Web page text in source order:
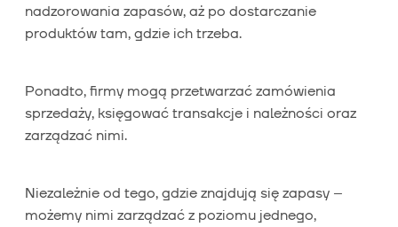
nadzorowania zapasów, aż po dostarczanie
produktów tam, gdzie ich trzeba.
Ponadto, firmy mogą przetwarzać zamówienia
sprzedaży, księgować transakcje i należności oraz
zarządzać nimi.
Niezależnie od tego, gdzie znajdują się zapasy –
możemy nimi zarządzać z poziomu jednego,